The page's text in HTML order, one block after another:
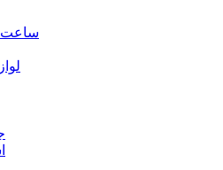
ساعت